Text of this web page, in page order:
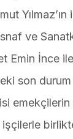
ve
Emin İnce
son
emekçilerin
işçilerle